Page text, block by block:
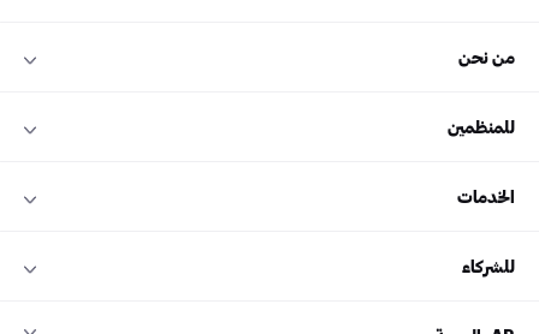
من نحن
للمنظمين
الخدمات
للشركاء